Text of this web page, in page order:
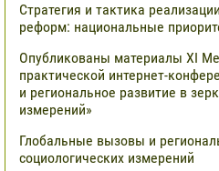
Стратегия и тактика
реформ: национальные
Опубликованы материалы XI
практической интернет-
и региональное развитие в
измерений»
Глобальные вызовы и
социологических измерений